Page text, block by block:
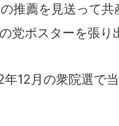
推薦を見送って
党ポスターを張り
12月の衆院選で